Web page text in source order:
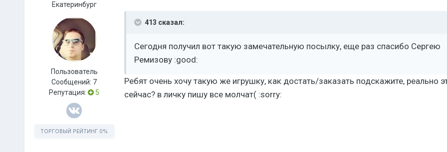
Екатеринбург
Пользователь
Сообщений: 7
Репутация:
5
ТОРГОВЫЙ РЕЙТИНГ 0%
413 сказал:
Сегодня получил вот такую замечательную посылку, еще раз спасибо Сергею
Ремизову :good:
Ребят очень хочу такую же игрушку, как достать/заказать подскажите, реально
сейчас? в личку пишу все молчат( :sorry: